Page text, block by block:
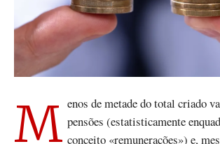
Menos de metade do total criado vai para salários e pensões (estatisticamente
conceito «remunerações») e,